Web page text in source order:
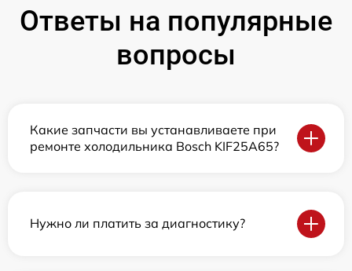
Ответы на популярные
вопросы
Какие запчасти вы устанавливаете при
ремонте холодильника Bosch KIF25A65?
Нужно ли платить за диагностику?